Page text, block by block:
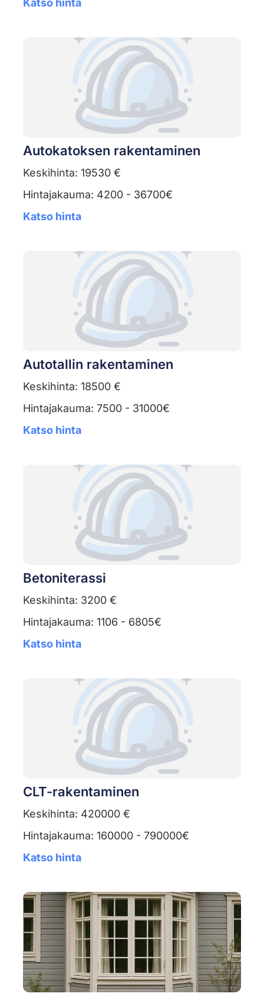
Katso hinta
Autokatoksen rakentaminen
Keskihinta: 19530 €
Hintajakauma: 4200 - 36700€
Katso hinta
Autotallin rakentaminen
Keskihinta: 18500 €
Hintajakauma: 7500 - 31000€
Katso hinta
Betoniterassi
Keskihinta: 3200 €
Hintajakauma: 1106 - 6805€
Katso hinta
CLT-rakentaminen
Keskihinta: 420000 €
Hintajakauma: 160000 - 790000€
Katso hinta